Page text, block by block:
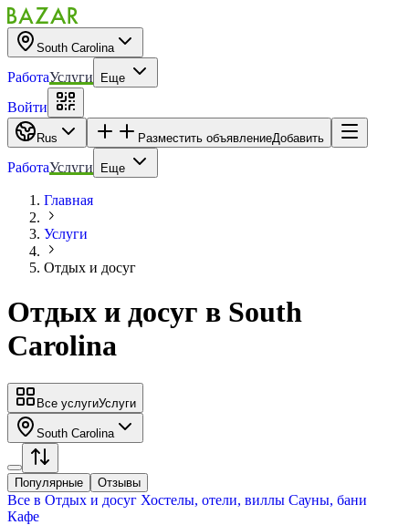
South Carolina
РаботаУслуги Еще
Войти
Rus Разместить объявлениеДобавить
РаботаУслуги Еще
Главная
Услуги
Отдых и досуг
Отдых и досуг в South
Carolina
Все услугиУслуги
South Carolina
Популярные Отзывы
Все в Отдых и досуг Хостелы, отели, виллы Сауны, бани
Кафе